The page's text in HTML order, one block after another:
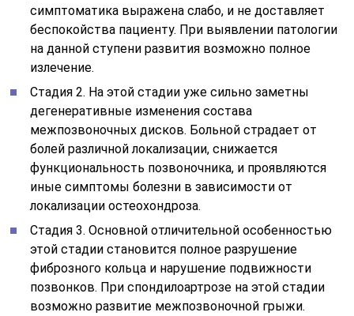
симптоматика выражена слабо, и не доставляет
беспокойства пациенту. При выявлении патологии
на данной ступени развития возможно полное
излечение.
Стадия 2. На этой стадии уже сильно заметны
дегенеративные изменения состава
межпозвоночных дисков. Больной страдает от
болей различной локализации, снижается
функциональность позвоночника, и проявляются
иные симптомы болезни в зависимости от
локализации остеохондроза.
Стадия 3. Основной отличительной особенностью
этой стадии становится полное разрушение
фиброзного кольца и нарушение подвижности
позвонков. При спондилоартрозе на этой стадии
возможно развитие межпозвоночной грыжи.